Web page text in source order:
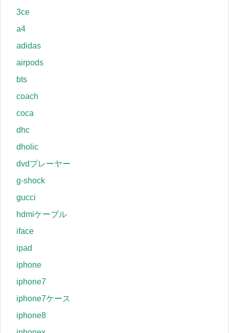
3ce
a4
adidas
airpods
bts
coach
coca
dhc
dholic
dvdプレーヤー
g-shock
gucci
hdmiケーブル
iface
ipad
iphone
iphone7
iphone7ケース
iphone8